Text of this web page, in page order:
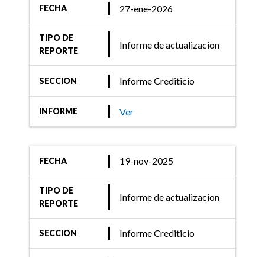
Ratings) comenta acciones
de calificación de 32
Fondos de Renta Variable,
Renta Mixta y Total
Return.
Informe Crediticio
FIX (afiliada de Fitch
Ratings) comenta acciones
de calificación de 31
Fondos de Renta Variable
y Mixta
FECHA 27-ene-2026
TIPO DE
REPORTE
Informe de actualizacion
SECCION Informe Crediticio
INFORME Ver
FECHA 19-nov-2025
TIPO DE
REPORTE
Informe de actualizacion
SECCION Informe Crediticio